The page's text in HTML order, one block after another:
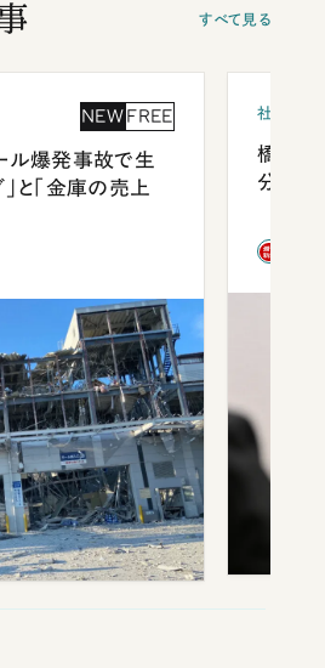
すべて見る
NEW FREE
ル爆発事故で生
と「金庫の売上
社会
橋本愛
分 佐